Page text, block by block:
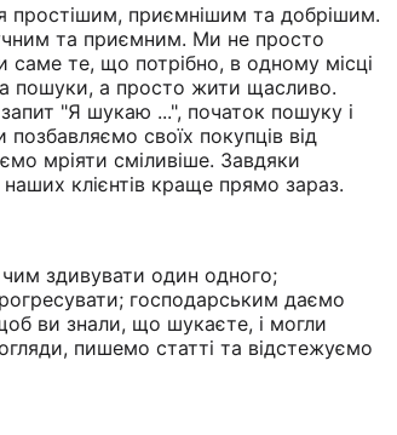
простішим, приємнішим та добрішим.
та приємним. Ми не просто
те, що потрібно, в одному місці
пошуки, а просто жити щасливо.
"Я шукаю ...", початок пошуку і
своїх покупців від
мріяти сміливіше. Завдяки
клієнтів краще прямо зараз.
здивувати один одного;
господарським даємо
ви знали, що шукаєте, і могли
пишемо статті та відстежуємо